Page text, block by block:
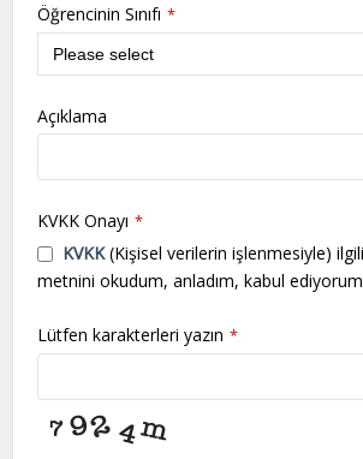
Öğrencinin Sınıfı *
Açıklama
KVKK Onayı *
KVKK(Kişisel verilerin işlenmesiyle)
metnini okudum, anladım, kabul
Lütfen karakterleri yazın *